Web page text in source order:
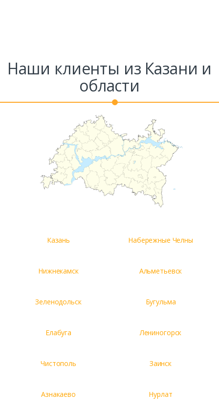
Наши клиенты из Казани и
области
Казань Набережные Челны
Нижнекамск Альметьевск
Зеленодольск Бугульма
Елабуга Лениногорск
Чистополь Заинск
Азнакаево Нурлат